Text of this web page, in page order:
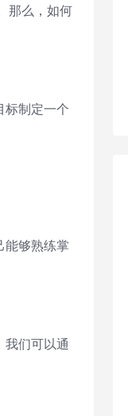
那么，如何
标制定一个
能够熟练掌
们可以通